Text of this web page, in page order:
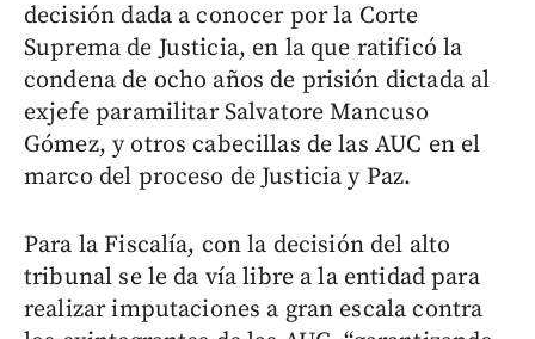
decisión dada a conocer por la Corte
Suprema de Justicia, en la que ratificó la
condena de ocho años de prisión dictada al
exjefe paramilitar Salvatore Mancuso
Gómez, y otros cabecillas de las AUC en el
marco del proceso de Justicia y Paz.
Para la Fiscalía, con la decisión del alto
tribunal se le da vía libre a la entidad para
realizar imputaciones a gran escala contra